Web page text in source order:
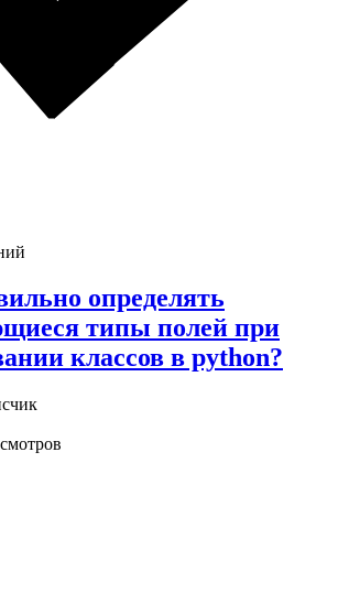
определять
типы полей при
классов в python?